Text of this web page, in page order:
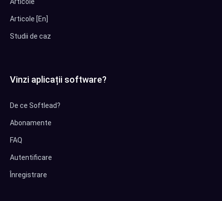
Articole [En]
Studii de caz
Vinzi aplicații software?
De ce Softlead?
Abonamente
FAQ
Autentificare
Înregistrare